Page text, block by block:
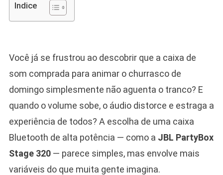
Indice
Você já se frustrou ao descobrir que a caixa de
som comprada para animar o churrasco de
domingo simplesmente não aguenta o tranco? E
quando o volume sobe, o áudio distorce e estraga a
experiência de todos? A escolha de uma caixa
Bluetooth de alta potência — como a JBL PartyBox
Stage 320— parece simples, mas envolve mais
variáveis do que muita gente imagina.